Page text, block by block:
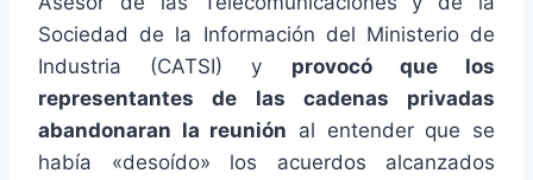
Sociedad de la Información del Ministerio de
Industria (CATSI) y provocó que los
representantes de las cadenas privadas
abandonaran la reunión al entender que se
había «desoído» los acuerdos alcanzados